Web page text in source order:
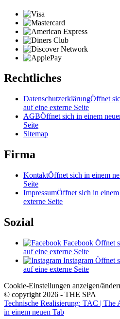
Rechtliches
DatenschutzerklärungÖffnet
auf eine externe Seite
AGBÖffnet sich in einem
Seite
Sitemap
Firma
KontaktÖffnet sich in einem
Seite
ImpressumÖffnet sich in
externe Seite
Sozial
Facebook Öffnet
auf eine externe Seite
Instagram Öffnet
auf eine externe Seite
Cookie-Einstellungen anzeigen/
© copyright 2026 - THE SPA
Technische Realisierung: TAC | The
in einem neuen Tab